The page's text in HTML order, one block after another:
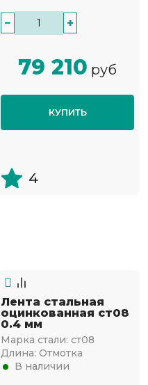
− +
79 210 руб
КУПИТЬ
4
Лента стальная
оцинкованная ст08
0.4 мм
Марка стали: ст08
Длина: Отмотка
В наличии